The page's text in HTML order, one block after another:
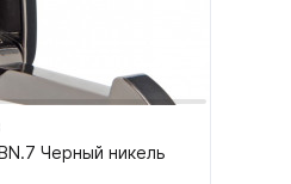
Черный никель